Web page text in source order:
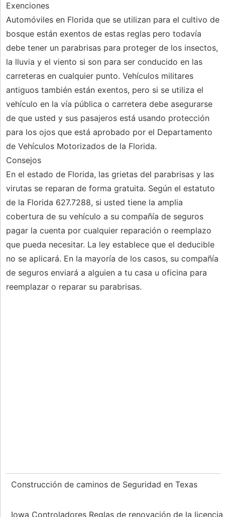
Exenciones
Automóviles en Florida que se utilizan para el cultivo de
bosque están exentos de estas reglas pero todavía
debe tener un parabrisas para proteger de los insectos,
la lluvia y el viento si son para ser conducido en las
carreteras en cualquier punto. Vehículos militares
antiguos también están exentos, pero si se utiliza el
vehículo en la vía pública o carretera debe asegurarse
de que usted y sus pasajeros está usando protección
para los ojos que está aprobado por el Departamento
de Vehículos Motorizados de la Florida.
Consejos
En el estado de Florida, las grietas del parabrisas y las
virutas se reparan de forma gratuita. Según el estatuto
de la Florida 627.7288, si usted tiene la amplia
cobertura de su vehículo a su compañía de seguros
pagar la cuenta por cualquier reparación o reemplazo
que pueda necesitar. La ley establece que el deducible
no se aplicará. En la mayoría de los casos, su compañía
de seguros enviará a alguien a tu casa u oficina para
reemplazar o reparar su parabrisas.
Construcción de caminos de Seguridad en Texas
Iowa Controladores Reglas de renovación de la